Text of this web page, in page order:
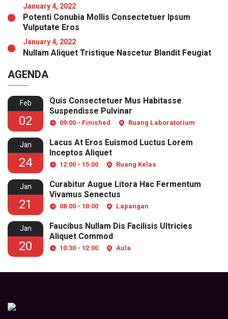
January 4, 2022
Potenti Conubia Mollis Consectetuer Ipsum
Vulputate Eros
January 4, 2022
Nullam Aliquet Tristique Nascetur Blandit Feugiat
AGENDA
Feb
02
Quis Consectetuer Mus Habitasse
Suspendisse Pulvinar
09:00 - Finished Ruang Laboratorium
Jan
24
Lacus At Eros Euismod Luctus Lorem
Inceptos Aliquet
12:00 - 15:00 Ruang Kelas
Jan
21
Curabitur Augue Litora Hac Fermentum
Vivamus Senectus
08:00 - 10:00 Lapangan
Jan
20
Faucibus Nullam Dis Facilisis Ultricies
Aliquet Commod
10:30 - 12:00 Aula